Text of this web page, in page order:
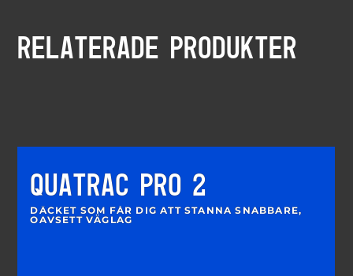
RELATERADE PRODUKTER
QUATRAC PRO 2
DÄCKET SOM FÅR DIG ATT STANNA SNABBARE,
OAVSETT VÄGLAG